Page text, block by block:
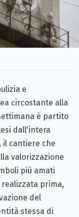
e
circostante alla
è partito
dall'intera
il cantiere che
valorizzazione
più amati
prima,
del
stessa di